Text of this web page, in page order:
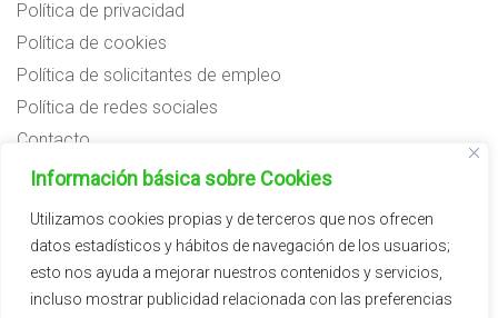
Información básica sobre Cookies
Utilizamos cookies propias y de terceros que nos ofrecen
datos estadísticos y hábitos de navegación de los usuarios;
esto nos ayuda a mejorar nuestros contenidos y servicios,
incluso mostrar publicidad relacionada con las preferencias
Política de privacidad
Política de cookies
Política de solicitantes de empleo
Política de redes sociales
Contacto
Preguntas frecuentes
Subvenciones